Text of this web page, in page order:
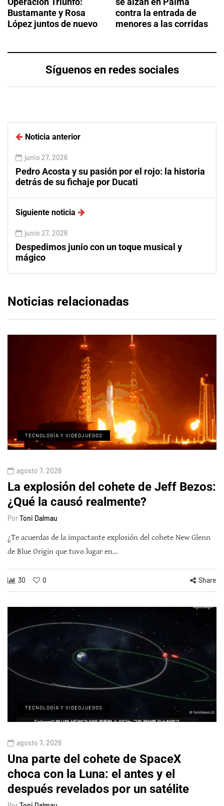
Bustamante y Rosa
López juntos de nuevo
contra la entrada de
menores a las corridas
Síguenos en redes sociales
Noticia anterior
junio 27, 2026
Pedro Acosta y su pasión por el rojo: la historia
detrás de su fichaje por Ducati
Siguiente noticia
junio 27, 2026
Despedimos junio con un toque musical y
mágico
Noticias relacionadas
TECNOLOGÍA Y VIDEOJUEGOS
agosto 7, 2026
La explosión del cohete de Jeff Bezos:
¿Qué la causó realmente?
PorToni Dalmau
¿Te acuerdas de la impactante explosión del cohete New Glenn
de Blue Origin que tuvo lugar en…
30 0 Share
TECNOLOGÍA Y VIDEOJUEGOS
agosto 7, 2026
Una parte del cohete de SpaceX
choca con la Luna: el antes y el
después revelados por un satélite